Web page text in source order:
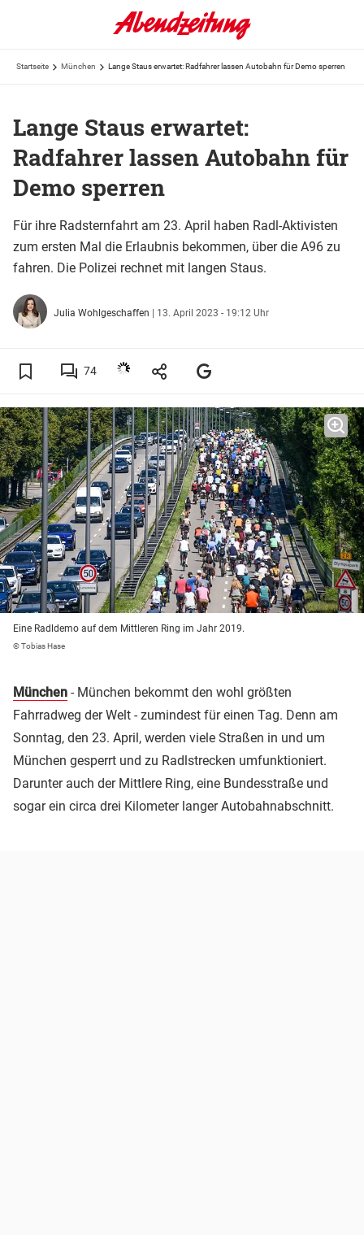
Startseite München Lange Staus erwartet: Radfahrer lassen Autobahn für Demo sperren
Lange Staus erwartet:
Radfahrer lassen Autobahn für
Demo sperren
Für ihre Radsternfahrt am 23. April haben Radl-Aktivisten
zum ersten Mal die Erlaubnis bekommen, über die A96 zu
fahren. Die Polizei rechnet mit langen Staus.
Julia Wohlgeschaffen | 13. April 2023 - 19:12 Uhr
74
Eine Radldemo auf dem Mittleren Ring im Jahr 2019.
© Tobias Hase
München - München bekommt den wohl größten
Fahrradweg der Welt - zumindest für einen Tag. Denn am
Sonntag, den 23. April, werden viele Straßen in und um
München gesperrt und zu Radlstrecken umfunktioniert.
Darunter auch der Mittlere Ring, eine Bundesstraße und
sogar ein circa drei Kilometer langer Autobahnabschnitt.